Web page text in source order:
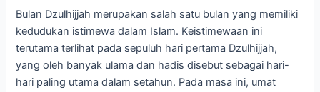
Bulan Dzulhijjah merupakan salah satu bulan yang memiliki
kedudukan istimewa dalam Islam. Keistimewaan ini
terutama terlihat pada sepuluh hari pertama Dzulhijjah,
yang oleh banyak ulama dan hadis disebut sebagai hari-
hari paling utama dalam setahun. Pada masa ini, umat